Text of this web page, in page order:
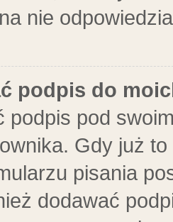
nie
podpis do
podpis pod
Gdy już
pisania
dodawać